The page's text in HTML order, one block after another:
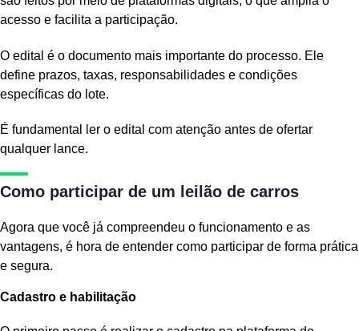
acesso e facilita a participação.
O edital é o documento mais importante do processo. Ele
define prazos, taxas, responsabilidades e condições
específicas do lote.
É fundamental ler o edital com atenção antes de ofertar
qualquer lance.
Como participar de um leilão de carros
Agora que você já compreendeu o funcionamento e as
vantagens, é hora de entender como participar de forma prática
e segura.
Cadastro e habilitação